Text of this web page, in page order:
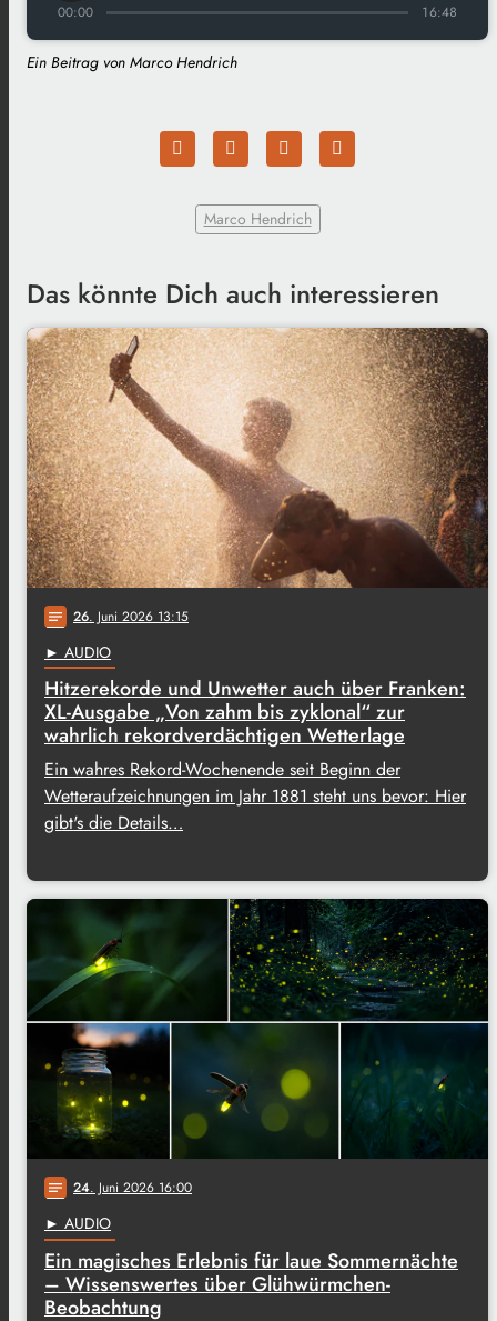
00:00 16:48
Ein Beitrag von Marco Hendrich
Marco Hendrich
Das könnte Dich auch interessieren
notes 26. Juni 2026 13:15
► AUDIO
Hitzerekorde und Unwetter auch über Franken:
XL-Ausgabe „Von zahm bis zyklonal“ zur
wahrlich rekordverdächtigen Wetterlage
Ein wahres Rekord-Wochenende seit Beginn der
Wetteraufzeichnungen im Jahr 1881 steht uns bevor: Hier
gibt's die Details…
notes 24. Juni 2026 16:00
► AUDIO
Ein magisches Erlebnis für laue Sommernächte
– Wissenswertes über Glühwürmchen-
Beobachtung